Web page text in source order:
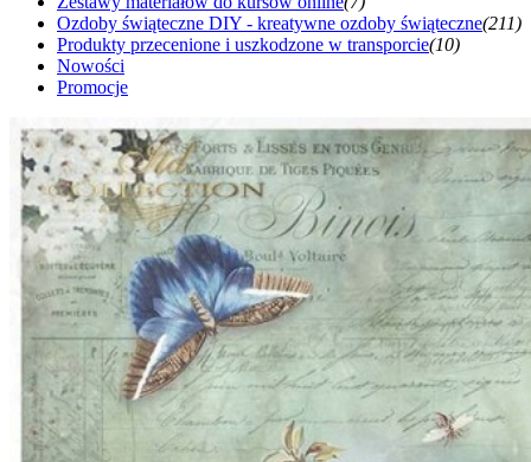
Ozdoby świąteczne DIY - kreatywne ozdoby świąteczne(211)
Produkty przecenione i uszkodzone w transporcie(10)
Nowości
Promocje